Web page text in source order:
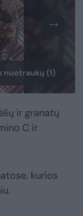
nuotraukų (1)
ir granatų
C ir
kurios